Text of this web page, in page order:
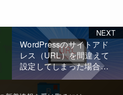
NEXT
WordPressのサイトアド
レス（URL）を間違えて
設定してしまった場合、
簡単に対処する方法